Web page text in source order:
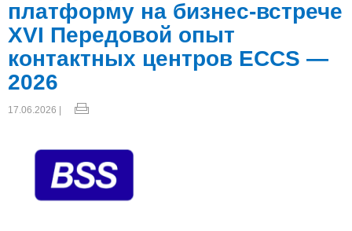
платформу на бизнес-встрече
XVI Передовой опыт
контактных центров ECCS —
2026
17.06.2026 |